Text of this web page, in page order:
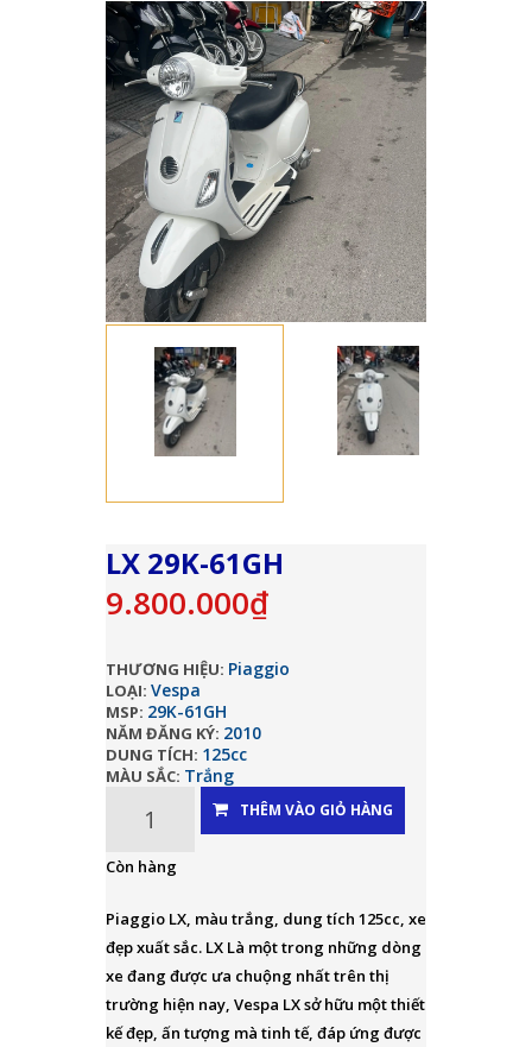
LX 29K-61GH
9.800.000₫
THƯƠNG HIỆU: Piaggio
LOẠI: Vespa
MSP: 29K-61GH
NĂM ĐĂNG KÝ: 2010
DUNG TÍCH: 125cc
MÀU SẮC: Trắng
THÊM VÀO GIỎ HÀNG
Còn hàng
Piaggio LX, màu trắng, dung tích 125cc, xe
đẹp xuất sắc. LX Là một trong những dòng
xe đang được ưa chuộng nhất trên thị
trường hiện nay, Vespa LX sở hữu một thiết
kế đẹp, ấn tượng mà tinh tế, đáp ứng được